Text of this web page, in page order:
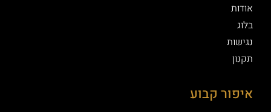
אודות
בלוג
נגישות
תקנון
איפור קבוע